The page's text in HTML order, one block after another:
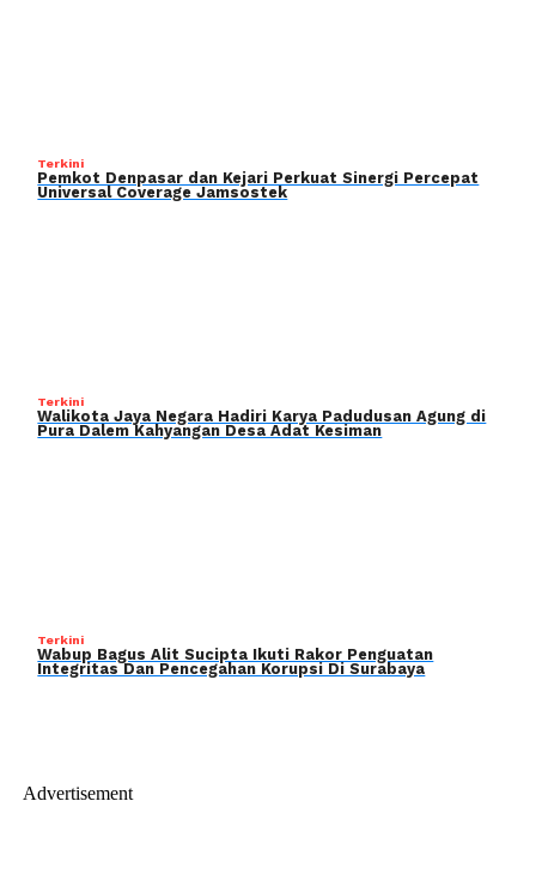
Terkini
Pemkot Denpasar dan Kejari Perkuat Sinergi Percepat
Universal Coverage Jamsostek
Terkini
Walikota Jaya Negara Hadiri Karya Padudusan Agung di
Pura Dalem Kahyangan Desa Adat Kesiman
Terkini
Wabup Bagus Alit Sucipta Ikuti Rakor Penguatan
Integritas Dan Pencegahan Korupsi Di Surabaya
Advertisement